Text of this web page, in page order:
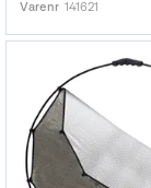
Varenr 141621